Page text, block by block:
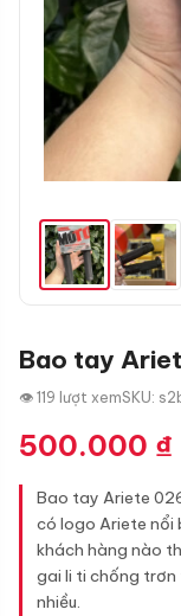
Bao tay
👁 119 lượt xemSKU:
500.000 ₫
Bao tay Ariete
có logo Ariete nổi
khách hàng nào
gai li ti chống
nhiều.